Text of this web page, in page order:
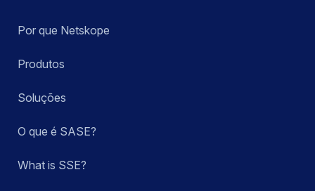
Por que Netskope
Produtos
Soluções
O que é SASE?
What is SSE?